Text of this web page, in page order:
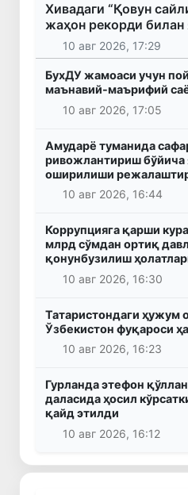
Хивадаги “Қовун
жаҳон рекорди билан
10 авг 2026, 17:29
БухДУ жамоаси учун
маънавий-маърифий
10 авг 2026, 17:05
Амударё туманида
ривожлантириш бўйича
оширилиши
10 авг 2026, 16:44
Коррупцияга қарши
млрд сўмдан ортиқ
қонунбузилиш
10 авг 2026, 16:30
Татаристондаги ҳужум
Ўзбекистон фуқароси
10 авг 2026, 16:23
Гурланда этефон
даласида ҳосил
қайд этилди
10 авг 2026, 16:12